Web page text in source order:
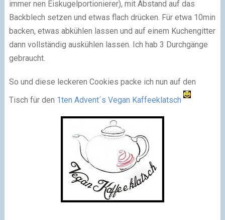
immer nen Eiskugelportionierer), mit Abstand auf das
Backblech setzen und etwas flach drücken. Für etwa 10min
backen, etwas abkühlen lassen und auf einem Kuchengitter
dann vollständig auskühlen lassen. Ich hab 3 Durchgänge
gebraucht.
So und diese leckeren Cookies packe ich nun auf den
Tisch für den 1ten Advent´s Vegan Kaffeeklatsch